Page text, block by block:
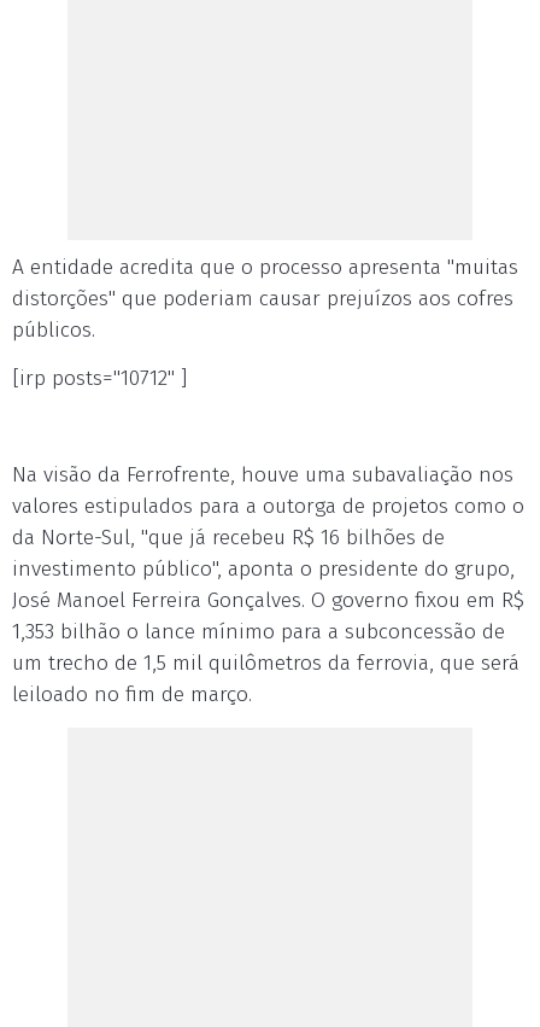
A entidade acredita que o processo apresenta "muitas
distorções" que poderiam causar prejuízos aos cofres
públicos.
[irp posts="10712" ]
Na visão da Ferrofrente, houve uma subavaliação nos
valores estipulados para a outorga de projetos como o
da Norte-Sul, "que já recebeu R$ 16 bilhões de
investimento público", aponta o presidente do grupo,
José Manoel Ferreira Gonçalves. O governo fixou em R$
1,353 bilhão o lance mínimo para a subconcessão de
um trecho de 1,5 mil quilômetros da ferrovia, que será
leiloado no fim de março.